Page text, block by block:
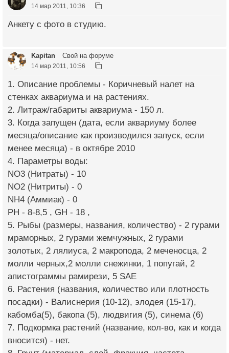
14 мар 2011, 10:36
Анкету с фото в студию.
Kapitan Свой на форуме
14 мар 2011, 10:56
1. Описание проблемы - Коричневый налет на
стенках аквариума и на растениях.
2. Литраж/габариты аквариума - 150 л.
3. Когда запущен (дата, если аквариуму более
месяца/описание как производился запуск, если
менее месяца) - в октябре 2010
4. Параметры воды:
NO3 (Нитраты) - 10
NO2 (Нитриты) - 0
NH4 (Аммиак) - 0
PH - 8-8,5 , GH - 18 ,
5. Рыбы (размеры, названия, количество) - 2 гурами
мраморных, 2 гурами жемчужных, 2 гурами
золотых, 2 лялиуса, 2 макропода, 2 меченосца, 2
молли черных,2 молли снежинки, 1 попугай, 2
апистограммы рамирези, 5 SAE
6. Растения (названия, количество или плотность
посадки) - Валиснерия (10-12), элодея (15-17),
кабомба(5), бакопа (5), людвигия (5), синема (6)
7. Подкормка растений (название, кол-во, как и когда
вносится) - нет.